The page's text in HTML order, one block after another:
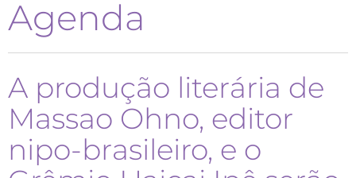
Agenda
A produção literária de
Massao Ohno, editor
nipo-brasileiro, e o